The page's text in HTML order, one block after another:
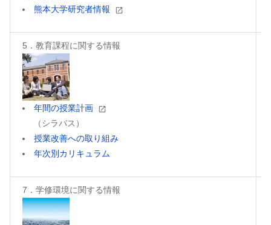
熊本大学研究者情報
5．教育課程に関する情報
年間の授業計画
（シラバス）
授業改善への取り組み
年次別カリキュラム
7．学修環境に関する情報